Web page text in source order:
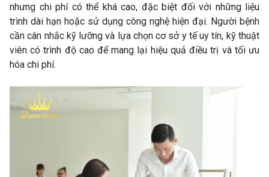
nhưng chi phí có thể khá cao, đặc biệt đối với những liệu
trình dài hạn hoặc sử dụng công nghệ hiện đại. Người bệnh
cần cân nhắc kỹ lưỡng và lựa chọn cơ sở y tế uy tín, kỹ thuật
viên có trình độ cao để mang lại hiệu quả điều trị và tối ưu
hóa chi phí.